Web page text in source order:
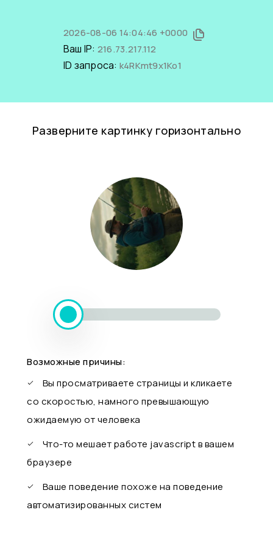
2026-08-06 14:04:46 +0000
Ваш IP: 216.73.217.112
ID запроса: k4RKmt9x1Ko1
Разверните картинку горизонтально
Возможные причины:
Вы просматриваете страницы и кликаете
со скоростью, намного превышающую
ожидаемую от человека
Что-то мешает работе javascript в вашем
браузере
Ваше поведение похоже на поведение
автоматизированных систем